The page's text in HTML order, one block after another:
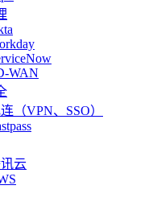
WAN
（VPN、SSO）
云